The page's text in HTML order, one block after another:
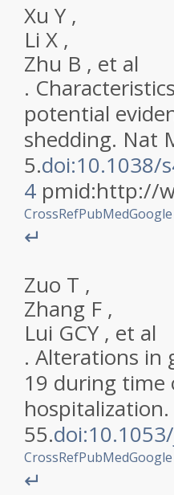
Xu Y ,
Li X ,
Zhu B , et al
.
potential
shedding. Nat
5.doi:10.1038/
4 pmid:http://
CrossRefPubMed
↵
Zuo T ,
Zhang F ,
Lui GCY , et al
. Alterations in
19 during time
hospitalization.
55.
CrossRefPubMed
↵